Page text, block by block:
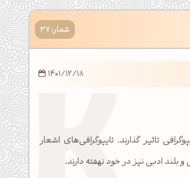
شمار: 37
تاثیر گذارند. تایپوگرافی‌های اشعار
بلند ادبی نیز در خود نهفته دارند.
1401/12/18